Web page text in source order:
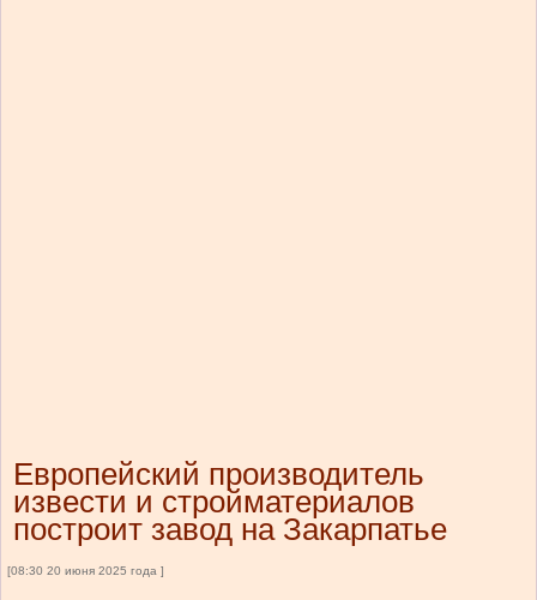
Европейский производитель
извести и стройматериалов
построит завод на Закарпатье
[08:30 20 июня 2025 года ]